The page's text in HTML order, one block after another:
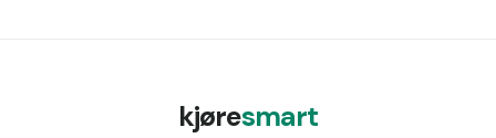
kjøresmart